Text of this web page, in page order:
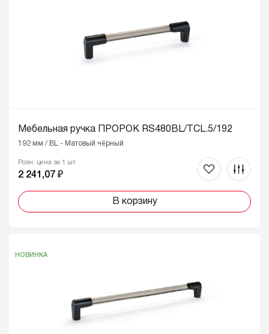
Мебельная ручка ПРОРОК RS480BL/TCL.5/192
192 мм / BL - Матовый чёрный
Розн. цена за 1 шт
2 241,07 ₽
В корзину
НОВИНКА